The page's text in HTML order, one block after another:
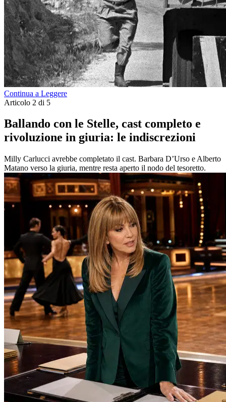
Continua a Leggere
Articolo 2 di 5
Ballando con le Stelle, cast completo e
rivoluzione in giuria: le indiscrezioni
Milly Carlucci avrebbe completato il cast. Barbara D’Urso e Alberto
Matano verso la giuria, mentre resta aperto il nodo del tesoretto.